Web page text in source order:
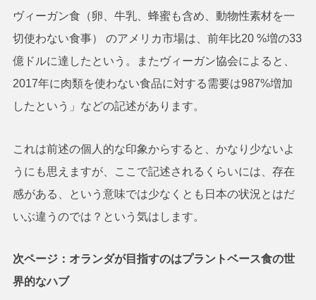
ヴィーガン食（卵、牛乳、蜂蜜も含め、動物性素材を一
切使わない食事） のアメリカ市場は、前年比20 %増の33
億ドルに達したという。またヴィーガン協会によると、
2017年に肉類を使わない食品に対する需要は987%増加
したという」などの記述があります。
これは前述の個人的な印象からすると、かなり少ないよ
うにも思えますが、ここで記述されるくらいには、存在
感がある、という意味では少なくとも日本の状況とはだ
いぶ違うのでは？という気はします。
次ページ：オランダが目指すのはプラントベース食の世
界的なハブ